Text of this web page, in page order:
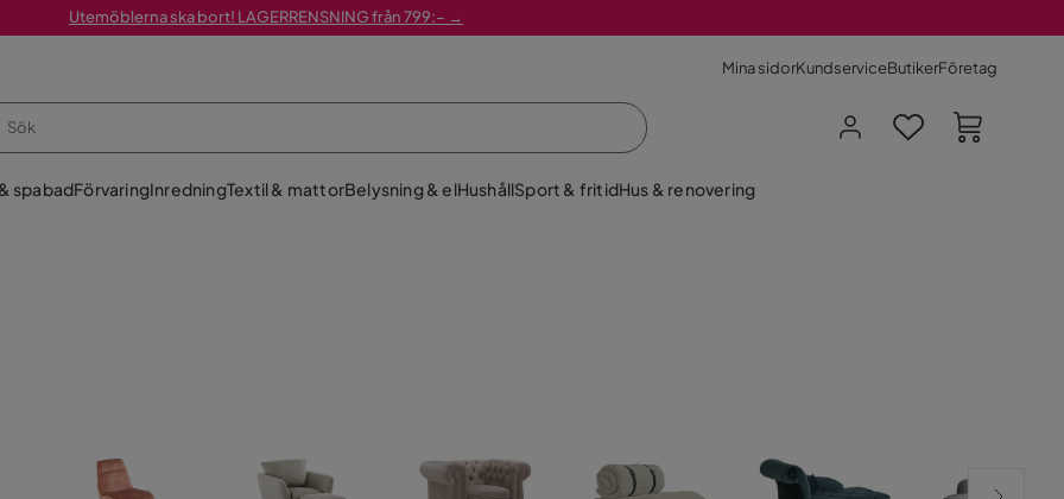
Utemöblerna ska bort! LAGERRENSNING från 799:– →
Mina sidorKundserviceButikerFöretag
spabadFörvaringInredningTextil & mattorBelysning & elHushållSport & fritidHus & renovering